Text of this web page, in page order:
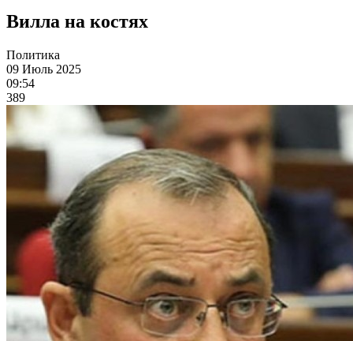
Вилла на костях
Политика
09 Июль 2025
09:54
389